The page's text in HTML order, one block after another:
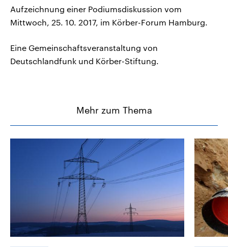
Aufzeichnung einer Podiumsdiskussion vom
Mittwoch, 25. 10. 2017, im Körber-Forum Hamburg.
Eine Gemeinschaftsveranstaltung von
Deutschlandfunk und Körber-Stiftung.
Mehr zum Thema